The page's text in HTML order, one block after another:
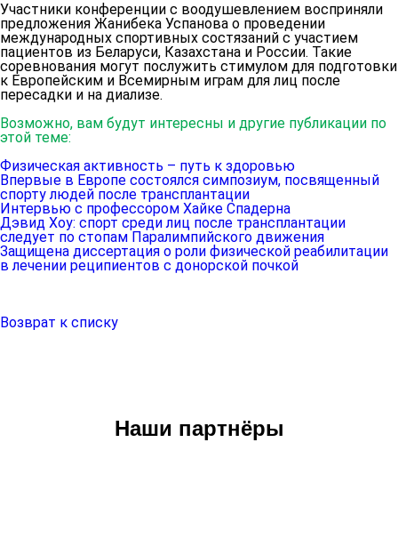
Участники конференции с воодушевлением восприняли
предложения Жанибека Успанова о проведении
международных спортивных состязаний с участием
пациентов из Беларуси, Казахстана и России. Такие
соревнования могут послужить стимулом для подготовки
к Европейским и Всемирным играм для лиц после
пересадки и на диализе.
Возможно, вам будут интересны и другие публикации по
этой теме:
Физическая активность – путь к здоровью
Впервые в Европе состоялся симпозиум, посвященный
спорту людей после трансплантации
Интервью с профессором Хайке Спадерна
Дэвид Хоу: спорт среди лиц после трансплантации
следует по стопам Паралимпийского движения
Защищена диссертация о роли физической реабилитации
в лечении реципиентов с донорской почкой
Возврат к списку
Наши партнёры